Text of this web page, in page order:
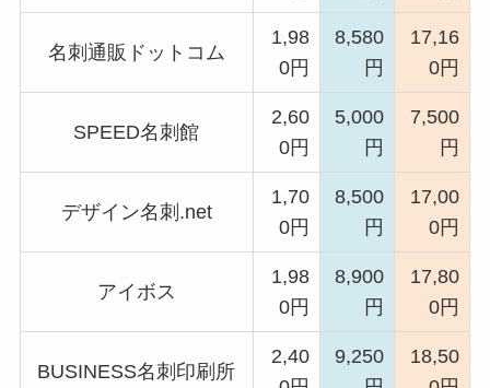
名刺通販ドットコム
1,98
0円
8,580
円
17,16
0円
SPEED名刺館
2,60
0円
5,000
円
7,500
円
デザイン名刺.net
1,70
0円
8,500
円
17,00
0円
アイボス
1,98
0円
8,900
円
17,80
0円
BUSINESS名刺印刷所
2,40
9,250
18,50